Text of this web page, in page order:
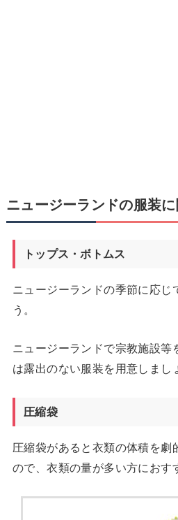
ニュージーランドの服装
トップス・ボトムス
ニュージーランドの季節に応じ
う。
ニュージーランドで宗教施設等
は露出のない服装を用意しまし
圧縮袋
圧縮袋があると衣類の体積を劇
ので、衣類の量が多い方におす